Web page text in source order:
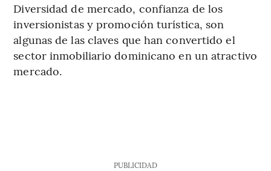
Diversidad de mercado, confianza de los
inversionistas y promoción turística, son
algunas de las claves que han convertido el
sector inmobiliario dominicano en un atractivo
mercado.
PUBLICIDAD